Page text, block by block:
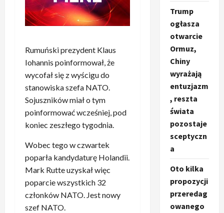
Rumuński prezydent Klaus
Iohannis poinformował, że
wycofał się z wyścigu do
stanowiska szefa NATO.
Sojuszników miał o tym
poinformować wcześniej, pod
koniec zeszłego tygodnia.
Wobec tego w czwartek
poparła kandydaturę Holandii.
Mark Rutte uzyskał więc
poparcie wszystkich 32
członków NATO. Jest nowy
szef NATO.
Trump
ogłasza
otwarcie
Ormuz,
Chiny
wyrażają
entuzjazm
, reszta
świata
pozostaje
sceptyczn
a
Oto kilka
propozycji
przeredag
owanego